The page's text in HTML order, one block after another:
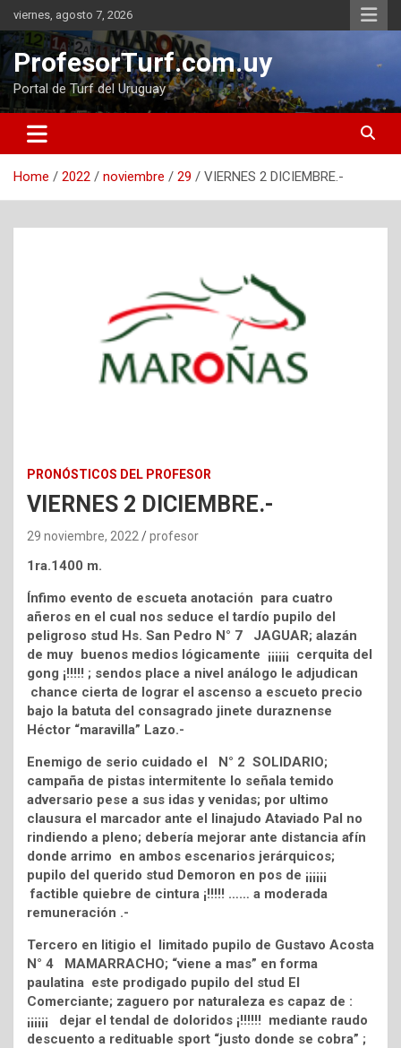
Skip
to
content
viernes, agosto 7, 2026
ProfesorTurf.com.uy
Portal de Turf del Uruguay
Home 2022 noviembre 29 VIERNES 2 DICIEMBRE.-
PRONÓSTICOS DEL PROFESOR
VIERNES 2 DICIEMBRE.-
29 noviembre, 2022 profesor
1ra.1400 m.
Ínfimo evento de escueta anotación para cuatro
añeros en el cual nos seduce el tardío pupilo del
peligroso stud Hs. San Pedro N° 7 JAGUAR; alazán
de muy buenos medios lógicamente ¡¡¡¡¡¡ cerquita del
gong ¡!!!!! ; sendos place a nivel análogo le adjudican
chance cierta de lograr el ascenso a escueto precio
bajo la batuta del consagrado jinete duraznense
Héctor “maravilla” Lazo.-
Enemigo de serio cuidado el N° 2 SOLIDARIO;
campaña de pistas intermitente lo señala temido
adversario pese a sus idas y venidas; por ultimo
clausura el marcador ante el linajudo Ataviado Pal no
rindiendo a pleno; debería mejorar ante distancia afín
donde arrimo en ambos escenarios jerárquicos;
pupilo del querido stud Demoron en pos de ¡¡¡¡¡¡
factible quiebre de cintura ¡!!!!! …… a moderada
remuneración .-
Tercero en litigio el limitado pupilo de Gustavo Acosta
N° 4 MAMARRACHO; “viene a mas” en forma
paulatina este prodigado pupilo del stud El
Comerciante; zaguero por naturaleza es capaz de :
¡¡¡¡¡¡ dejar el tendal de doloridos ¡!!!!!! mediante raudo
descuento a redituable sport “justo donde se cobra” ;